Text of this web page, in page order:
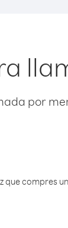
por
que compres